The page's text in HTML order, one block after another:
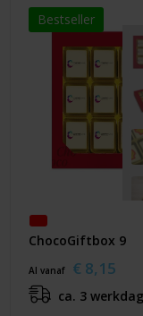
Bestseller
ChocoGiftbox 9
Al vanaf € 8,15
ca. 3